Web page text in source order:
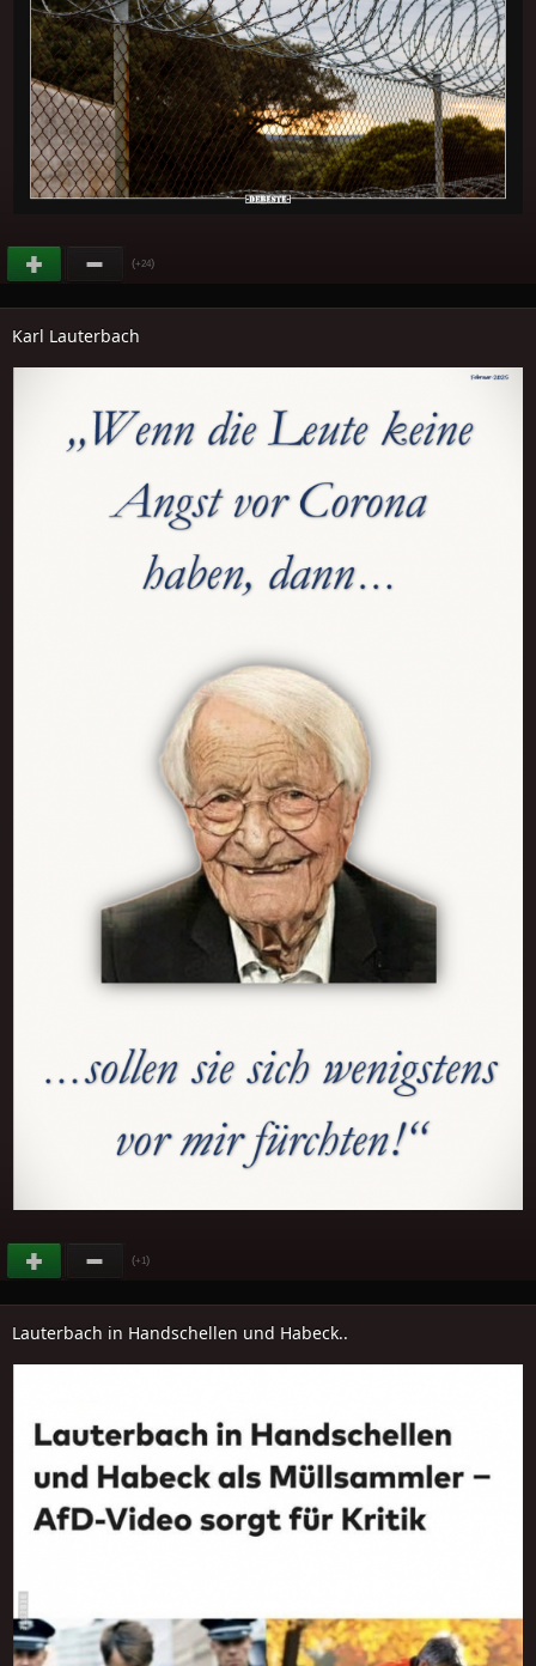
(+24)
Karl Lauterbach
(+1)
Lauterbach in Handschellen und Habeck..